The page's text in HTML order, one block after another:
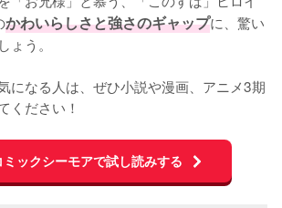
かわいらしさと強さのギャップに、驚い
う。
になる人は、ぜひ小説や漫画、アニメ3期
ください！
ックシーモアで試し読みする